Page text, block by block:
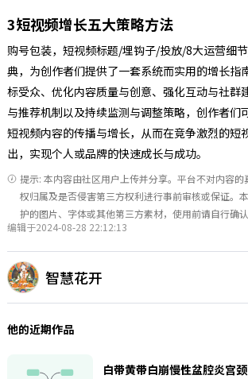
3短视频增长五大策略方法
购号包装，短视频标题/埋钩子/投放/8大运营细
典，为创作者们提供了一套系统而实用的增长指
标受众、优化内容质量与创意、强化互动与社群
与推荐机制以及持续监测与调整策略，创作者们
短视频内容的传播与增长，从而在竞争激烈的短
出，实现个人或品牌的快速成长与成功。
提示: 本内容由社区用户上传并分享。平台不对内容
权归属及是否侵害第三方权利进行事前审核或保证。
护的图片、字体或其他第三方素材，使用前请自行确认
编辑于2024-08-28 22:12:13
智慧花开
他的近期作品
白